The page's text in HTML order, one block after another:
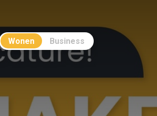
Wonen Business